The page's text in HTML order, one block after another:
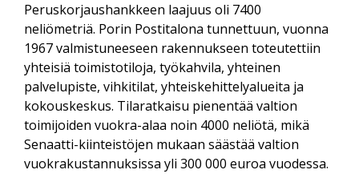
Peruskorjaushankkeen laajuus oli 7400
neliömetriä. Porin Postitalona tunnettuun, vuonna
1967 valmistuneeseen rakennukseen toteutettiin
yhteisiä toimistotiloja, työkahvila, yhteinen
palvelupiste, vihkitilat, yhteiskehittelyalueita ja
kokouskeskus. Tilaratkaisu pienentää valtion
toimijoiden vuokra-alaa noin 4000 neliötä, mikä
Senaatti-kiinteistöjen mukaan säästää valtion
vuokrakustannuksissa yli 300 000 euroa vuodessa.